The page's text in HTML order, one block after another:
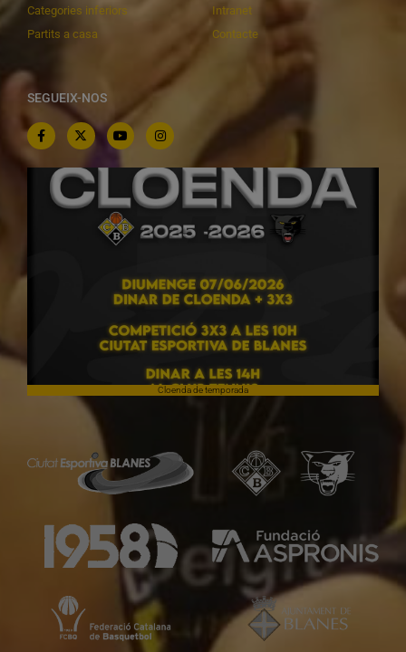
Categories inferiors
Partits a casa
Intranet
Contacte
SEGUEIX-NOS
Cloenda de temporada